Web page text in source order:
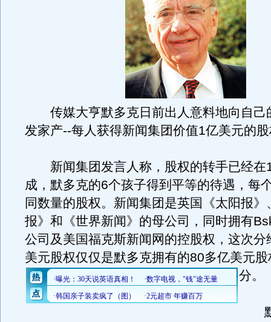
传媒大亨默多克日前出人意料地向自己
发家产--每人获得新闻集团价值1亿美元的
新闻集团发言人称，股权的转手已经在
成，默多克的6个孩子得到平等的待遇，每
同数量的股权。新闻集团是英国《太阳报》
报》和《世界新闻》的母公司，同时拥有
公司及美国福克斯新闻网的控股权，这次分
美元股权仅仅是默多克拥有的80多亿美元
分。
默